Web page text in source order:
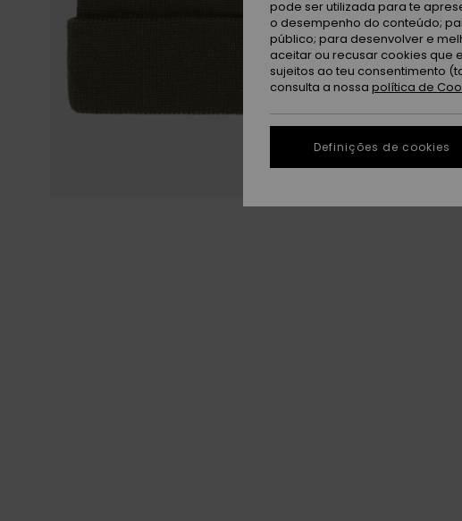
pode ser utilizada para te
o desempenho do conteúdo;
público; para desenvolver e
aceitar ou recusar cookies que
sujeitos ao teu consentimento
consulta a nossa política de
Definições de cookies